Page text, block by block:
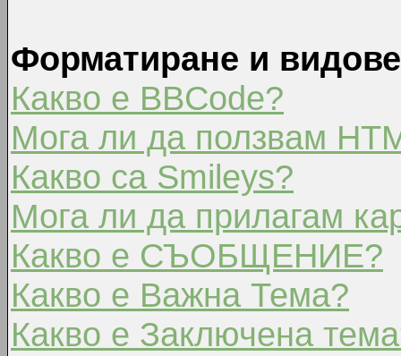
Форматиране и
Какво е BBCode?
Мога ли да ползвам
Какво са Smileys?
Мога ли да прилагам
Какво е СЪОБЩЕНИЕ?
Какво е Важна Тема?
Какво е Заключена